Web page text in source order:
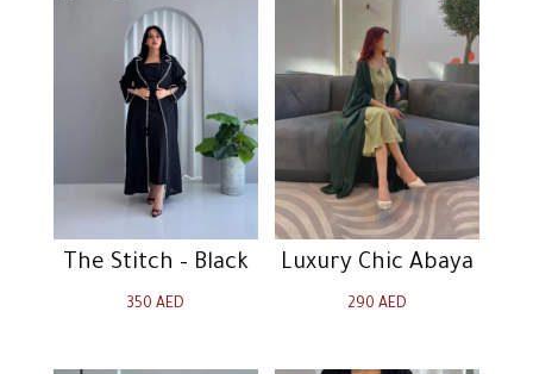
Luxury Chic Abaya
290AED
The Stitch – Black
350AED